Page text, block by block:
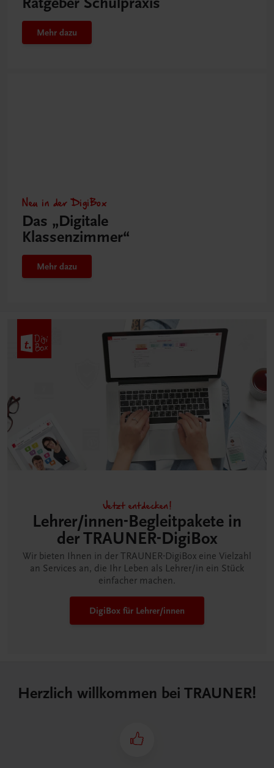
Mehr dazu
Neu in der DigiBox
Das „Digitale
Klassenzimmer“
Mehr dazu
Jetzt entdecken!
Lehrer/innen-Begleitpakete in
der TRAUNER-DigiBox
Wir bieten Ihnen in der TRAUNER-DigiBox eine Vielzahl
an Services an, die Ihr Leben als Lehrer/in ein Stück
einfacher machen.
DigiBox für Lehrer/innen
Herzlich willkommen bei TRAUNER!